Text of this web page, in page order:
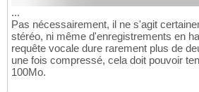
...
Pas nécessairement, il ne s'agit
stéréo, ni même d'enregistrements en
requête vocale dure rarement plus de
une fois compressé, cela doit pouvoir
100Mo.